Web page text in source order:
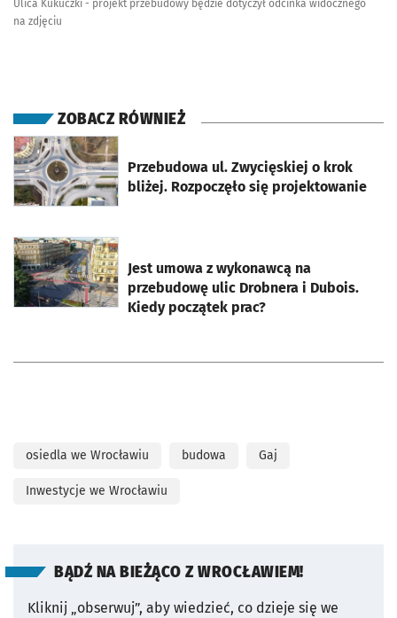
Ulica Kukuczki - projekt przebudowy będzie dotyczył odcinka widocznego
na zdjęciu
ZOBACZ RÓWNIEŻ
Przebudowa ul. Zwycięskiej o krok
bliżej. Rozpoczęło się projektowanie
otworzy się w nowej karcie
Jest umowa z wykonawcą na
przebudowę ulic Drobnera i Dubois.
Kiedy początek prac?
otworzy się w nowej karcie
osiedla we Wrocławiu budowa Gaj
Inwestycje we Wrocławiu
BĄDŹ NA BIEŻĄCO Z WROCŁAWIEM!
Kliknij „obserwuj”, aby wiedzieć, co dzieje się we